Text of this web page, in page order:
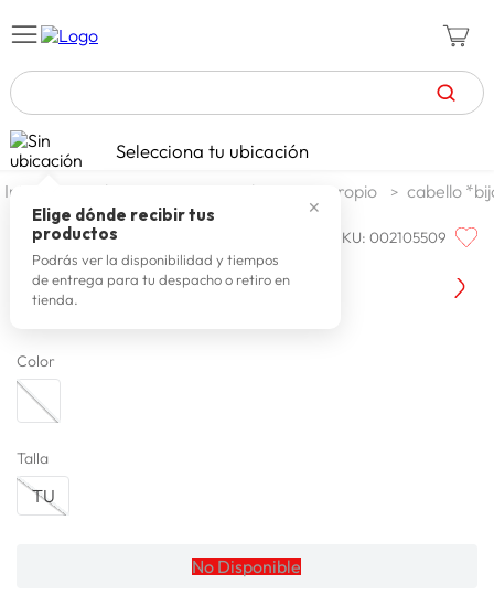
TÉRMINOS MÁS BUSCADOS
1. zapatillas mujer
2. celulares
3. zapatillas hombre
4. zapatillas
6.
7.
9. terrex
10. lavadora
Selecciona tu ubicación
✕
Elige dónde recibir tus
productos
Podrás ver la disponibilidad y tiempos
de entrega para tu despacho o retiro en
tienda.
textil bijouteria propio cabello
ONE STEP SKU:002105509
One Step Vinchas Desire
Color
Talla
TU
No Disponible